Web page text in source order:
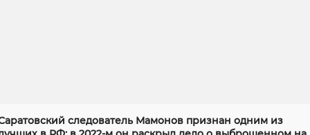
следователь Мамонов признан одним из